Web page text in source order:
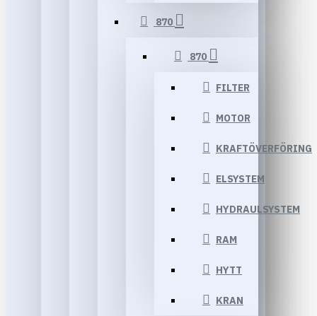
870
870
FILTER
MOTOR
KRAFTÖVERFÖRING
ELSYSTEM
HYDRAULSYSTEM
RAM
HYTT
KRAN